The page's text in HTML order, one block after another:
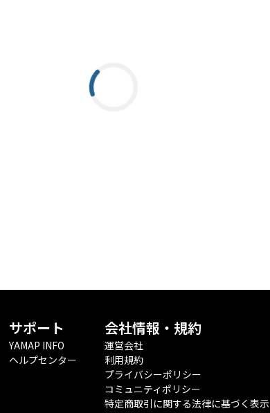
サポート
YAMAP INFO
ヘルプセンター
会社情報・規約
運営会社
利用規約
プライバシーポリシー
コミュニティポリシー
特定商取引に関する法律に基づく表示